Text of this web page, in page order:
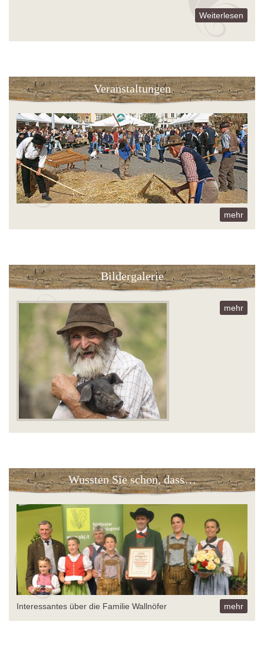
Weiterlesen
Veranstaltungen
mehr
Bildergalerie
mehr
Wussten Sie schon, dass…
Interessantes über die Familie Wallnöfer mehr